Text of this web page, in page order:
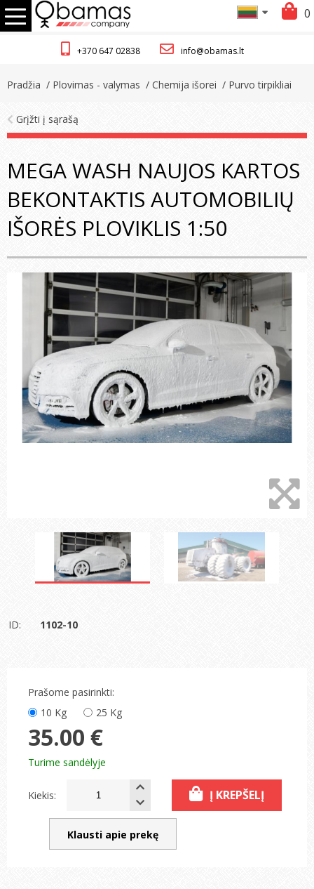
+370 647 02838 info@obamas.lt
0
Pradžia / Plovimas - valymas / Chemija išorei / Purvo tirpikliai
Grįžti į sąrašą
MEGA WASH NAUJOS KARTOS
BEKONTAKTIS AUTOMOBILIŲ
IŠORĖS PLOVIKLIS 1:50
ID: 1102-10
Prašome pasirinkti:
10 Kg
25 Kg
35.00 €
Turime sandėlyje
Kiekis: Į KREPŠELĮ
Klausti apie prekę